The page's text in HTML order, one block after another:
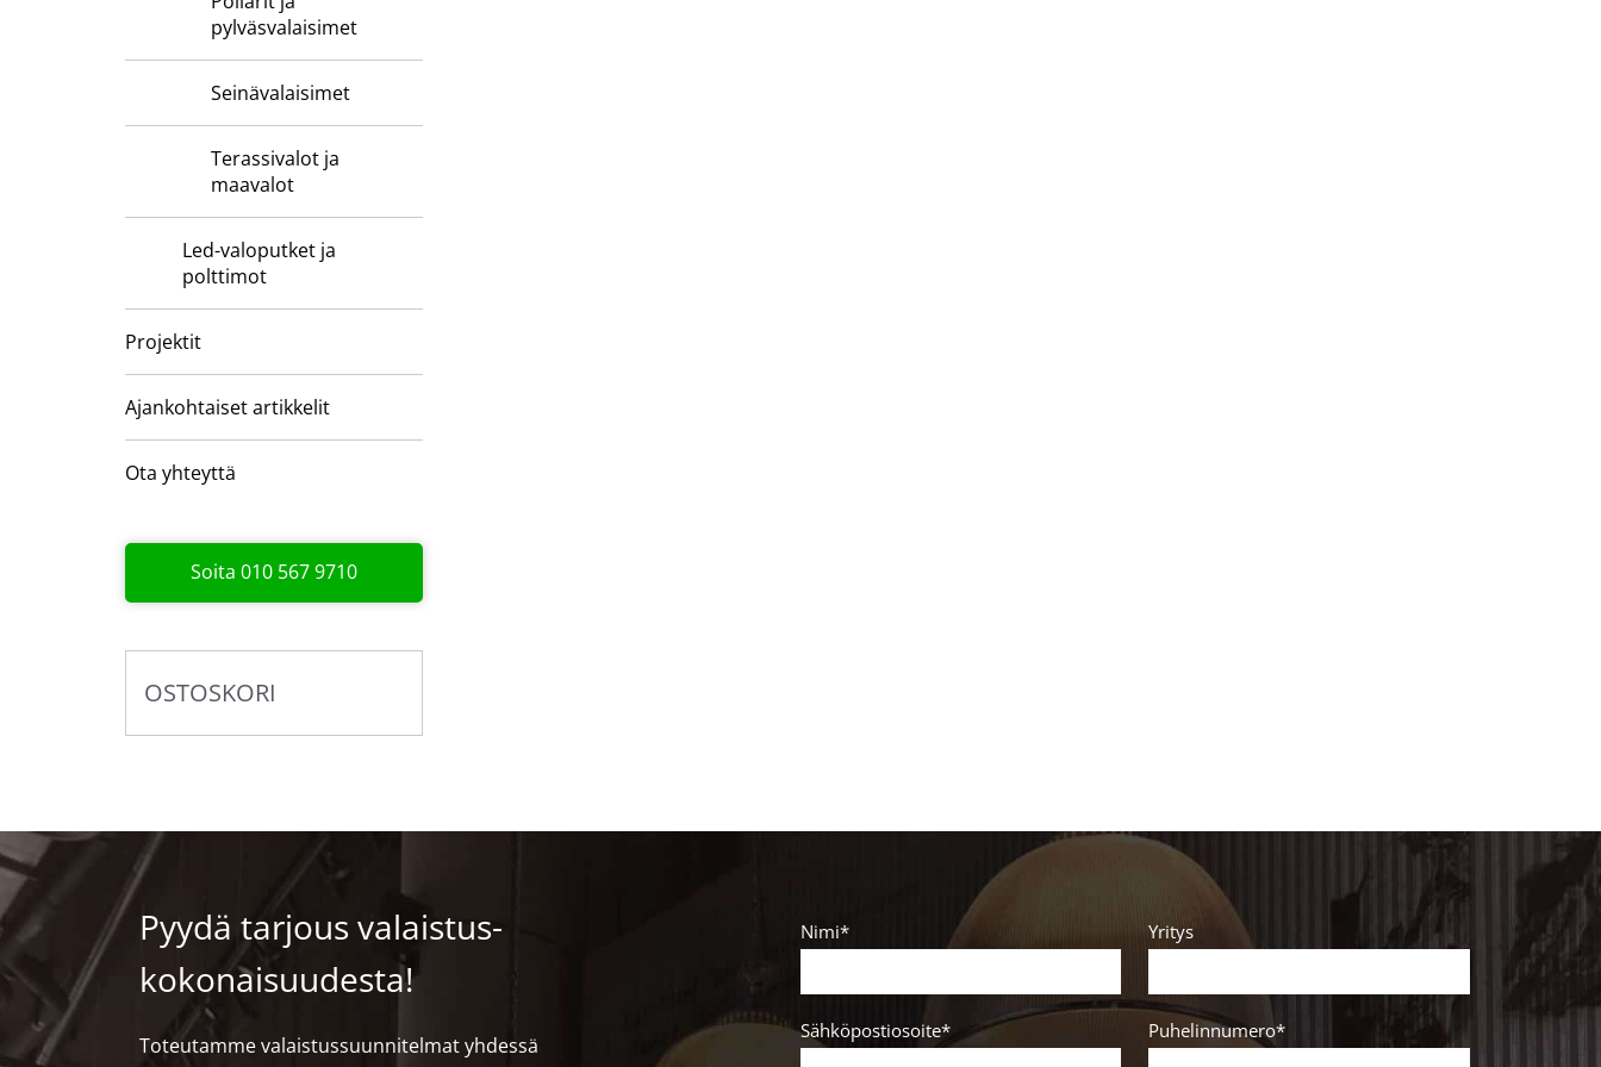
pylväsvalaisimet
Seinävalaisimet
Terassivalot ja
maavalot
Led-valoputket ja
polttimot
Projektit
Ajankohtaiset artikkelit
Ota yhteyttä
Soita 010 567 9710
OSTOSKORI
Pyydä tarjous valaistus­
kokonaisuudesta!
Toteutamme valaistussuunnitelmat yhdessä
Nimi*
Sähköpostiosoite*
Yritys
Puhelinnumero*